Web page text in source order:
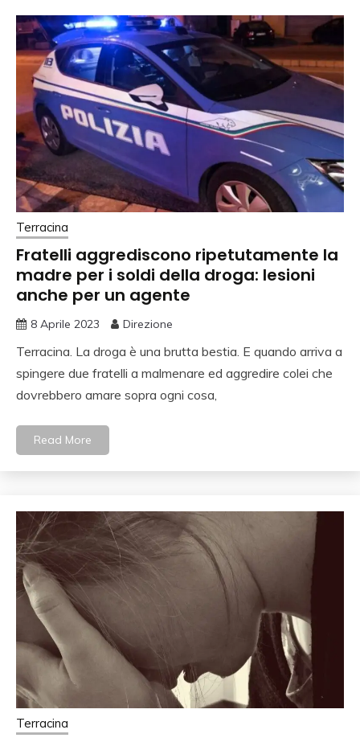
Terracina
Fratelli aggrediscono ripetutamente la
madre per i soldi della droga: lesioni
anche per un agente
8 Aprile 2023 Direzione
Terracina. La droga è una brutta bestia. E quando arriva a
spingere due fratelli a malmenare ed aggredire colei che
dovrebbero amare sopra ogni cosa,
Read More
Terracina